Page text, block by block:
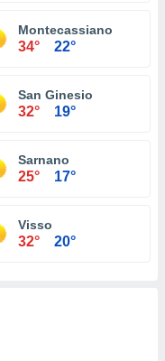
Montecassiano
34° 22°
San Ginesio
32° 19°
Sarnano
25° 17°
Visso
32° 20°